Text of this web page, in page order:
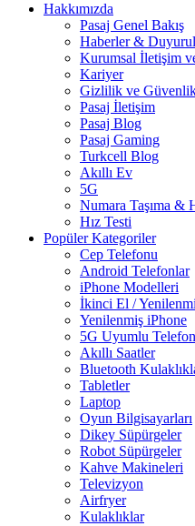
Hakkımızda
Pasaj Genel Bakış
Haberler &
Kurumsal İletişim
Kariyer
Gizlilik ve
Pasaj İletişim
Pasaj Blog
Pasaj Gaming
Turkcell Blog
Akıllı Ev
5G
Numara Taşıma &
Hız Testi
Popüler Kategoriler
Cep Telefonu
Android Telefonlar
iPhone Modelleri
İkinci El /
Yenilenmiş iPhone
5G Uyumlu
Akıllı Saatler
Bluetooth
Tabletler
Laptop
Oyun Bilgisayarları
Dikey Süpürgeler
Robot Süpürgeler
Kahve Makineleri
Televizyon
Airfryer
Kulaklıklar